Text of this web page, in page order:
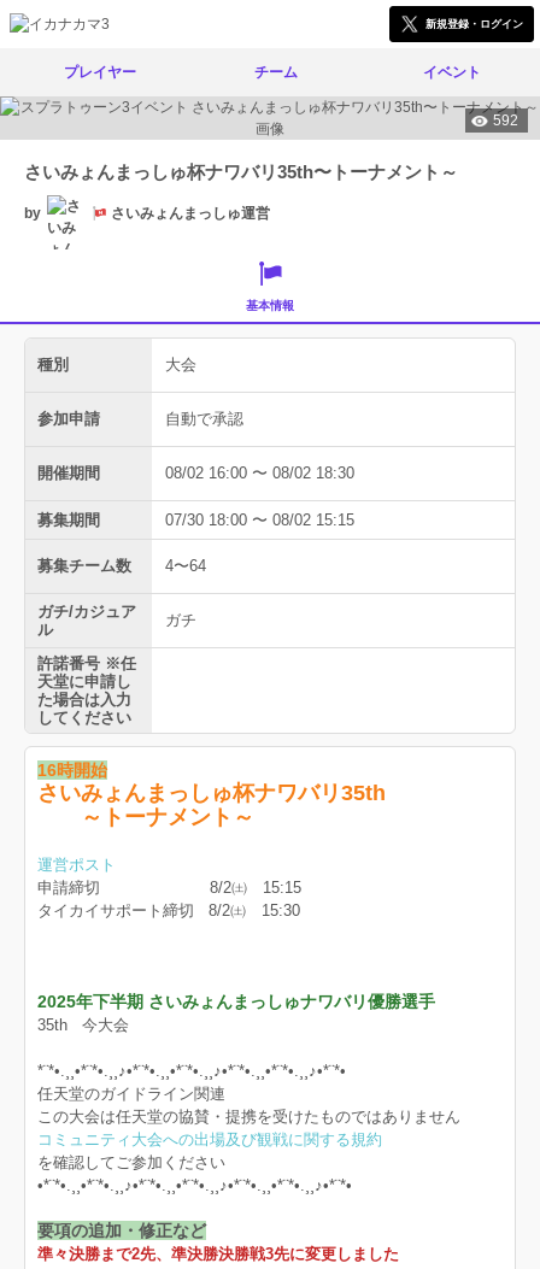
新規登録・ログイン
プレイヤー チーム イベント
592
さいみょんまっしゅ杯ナワバリ35th〜トーナメント～
by さいみょんまっしゅ運営
基本情報
種別 大会
参加申請 自動で承認
開催期間 08/02 16:00 〜 08/02 18:30
募集期間 07/30 18:00 〜 08/02 15:15
募集チーム数 4〜64
ガチ/カジュア
ル
ガチ
許諾番号 ※任
天堂に申請し
た場合は入力
してください
16時開始
さいみょんまっしゅ杯ナワバリ35th
～トーナメント～
運営ポスト
申請締切 8/2㈯ 15:15
タイカイサポート締切 8/2㈯ 15:30
2025年下半期 さいみょんまっしゅナワバリ優勝選手
35th 今大会
*¨*•.¸¸•*¨*•.¸¸♪•*¨*•.¸¸•*¨*•.¸¸♪•*¨*•.¸¸•*¨*•.¸¸♪•*¨*•
任天堂のガイドライン関連
この大会は任天堂の協賛・提携を受けたものではありません
コミュニティ大会への出場及び観戦に関する規約
を確認してご参加ください
•*¨*•.¸¸•*¨*•.¸¸♪•*¨*•.¸¸•*¨*•.¸¸♪•*¨*•.¸¸•*¨*•.¸¸♪•*¨*•
要項の追加・修正など
準々決勝まで2先、準決勝決勝戦3先に変更しました